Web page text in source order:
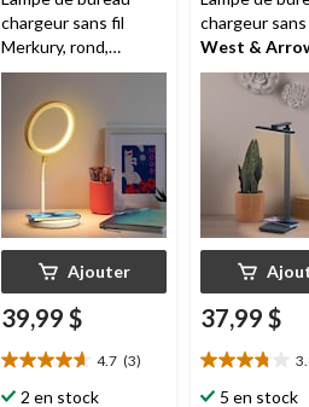
chargeur sans fil
Merkury, rond,
blanc/or
Ajouter
39,99 $
4.7 (3)
4.7
étoile(s)
2 en stock
chargeur
West &
rotative, noire
37,99 $
3.8
étoile(s)
5 en stock